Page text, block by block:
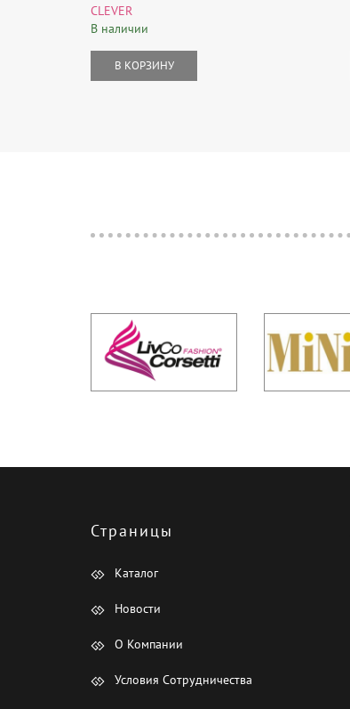
CLEVER
В наличии
В КОРЗИНУ
Страницы
Каталог
Новости
О Компании
Условия Сотрудничества